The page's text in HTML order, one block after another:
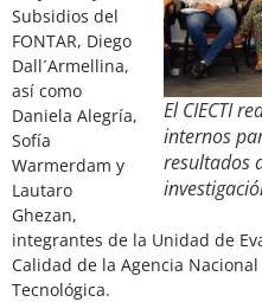
El CIECTI
internos
resultados
Subsidios del
FONTAR, Diego
Dall´Armellina,
así como
Daniela Alegría,
Sofía
Warmerdam y
Lautaro
Ghezan,
integrantes de la Unidad de
Calidad de la Agencia
Tecnológica.